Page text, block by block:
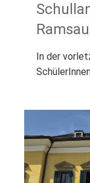
Ramsau
In der